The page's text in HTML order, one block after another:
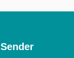
Sender